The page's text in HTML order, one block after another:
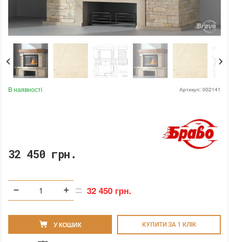
Артикул: 002141
В наявності
32 450 грн.
32 450 грн.
У КОШИК КУПИТИ ЗА 1 КЛIК